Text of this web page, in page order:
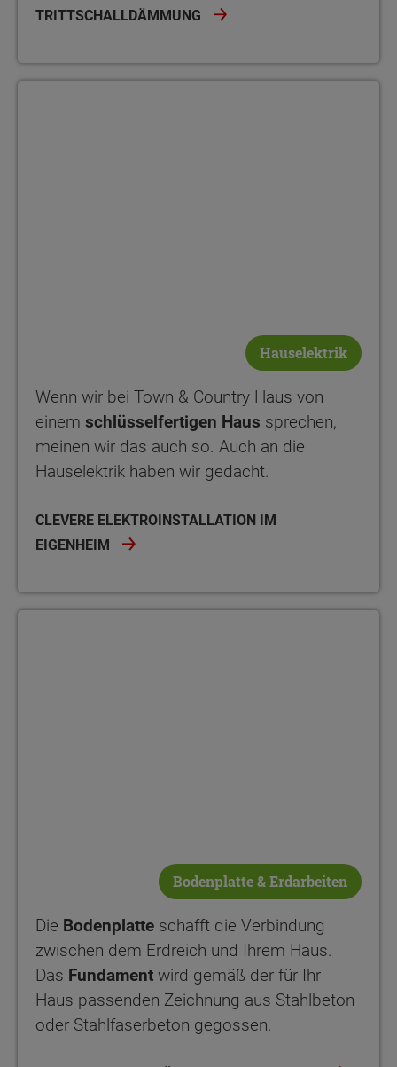
TRITTSCHALLDÄMMUNG
Hauselektrik
Wenn wir bei Town & Country Haus von
einem schlüsselfertigen Haus sprechen,
meinen wir das auch so. Auch an die
Hauselektrik haben wir gedacht.
CLEVERE ELEKTROINSTALLATION IM
EIGENHEIM
Bodenplatte & Erdarbeiten
Die Bodenplatte schafft die Verbindung
zwischen dem Erdreich und Ihrem Haus.
Das Fundament wird gemäß der für Ihr
Haus passenden Zeichnung aus Stahlbeton
oder Stahlfaserbeton gegossen.